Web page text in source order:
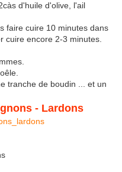
d'huile d'olive, l'ail
faire cuire 10 minutes dans
cuire encore 2-3 minutes.
tranche de boudin ... et un
- Lardons